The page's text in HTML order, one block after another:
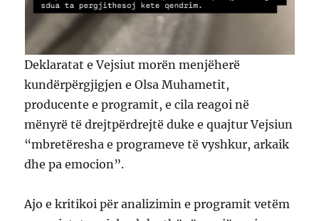
Deklaratat e Vejsiut morën menjëherë
kundërpërgjigjen e Olsa Muhametit,
producente e programit, e cila reagoi në
mënyrë të drejtpërdrejtë duke e quajtur Vejsiun
“mbretëresha e programeve të vyshkur, arkaik
dhe pa emocion”.
Ajo e kritikoi për analizimin e programit vetëm